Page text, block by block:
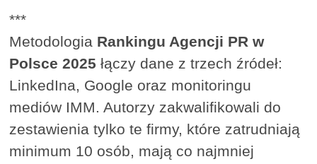
***
Metodologia Rankingu Agencji PR w
Polsce 2025 łączy dane z trzech źródeł:
LinkedIna, Google oraz monitoringu
mediów IMM. Autorzy zakwalifikowali do
zestawienia tylko te firmy, które zatrudniają
minimum 10 osób, mają co najmniej